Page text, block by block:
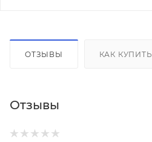
ОТЗЫВЫ КАК КУПИТЬ
Отзывы